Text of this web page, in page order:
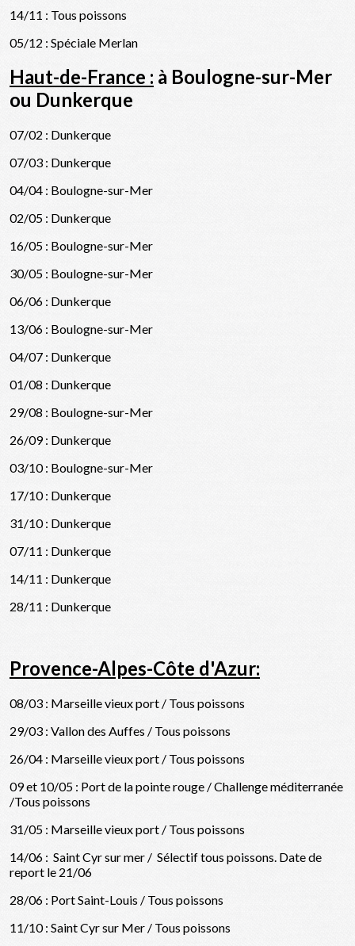
14/11 : Tous poissons
05/12 : Spéciale Merlan
Haut-de-France : à Boulogne-sur-Mer
ou Dunkerque
07/02 : Dunkerque
07/03 : Dunkerque
04/04 : Boulogne-sur-Mer
02/05 : Dunkerque
16/05 : Boulogne-sur-Mer
30/05 : Boulogne-sur-Mer
06/06 : Dunkerque
13/06 : Boulogne-sur-Mer
04/07 : Dunkerque
01/08 : Dunkerque
29/08 : Boulogne-sur-Mer
26/09 : Dunkerque
03/10 : Boulogne-sur-Mer
17/10 : Dunkerque
31/10 : Dunkerque
07/11 : Dunkerque
14/11 : Dunkerque
28/11 : Dunkerque
Provence-Alpes-Côte d'Azur:
08/03 : Marseille vieux port / Tous poissons
29/03 : Vallon des Auffes / Tous poissons
26/04 : Marseille vieux port / Tous poissons
09 et 10/05 : Port de la pointe rouge / Challenge méditerranée
/Tous poissons
31/05 : Marseille vieux port / Tous poissons
14/06 : Saint Cyr sur mer / Sélectif tous poissons. Date de
report le 21/06
28/06 : Port Saint-Louis / Tous poissons
11/10 : Saint Cyr sur Mer / Tous poissons